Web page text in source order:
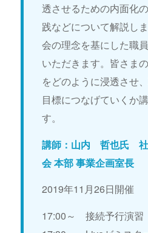
透させるための内面化
践などについて解説し
会の理念を基にした職
いただきます。皆さま
をどのように浸透させ
目標につなげていくか
す。
講師：山内 哲也氏 社
会 本部 事業企画室長
2019年11月26日開催
17:00～ 接続予行演習